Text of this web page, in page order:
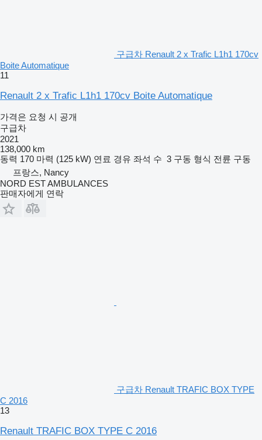
구급차 Renault 2 x Trafic L1h1 170cv
Boite Automatique
11
Renault 2 x Trafic L1h1 170cv Boite Automatique
가격은 요청 시 공개
구급차
2021
138,000 km
동력 170 마력 (125 kW) 연료 경유 좌석 수 3 구동 형식 전륜 구동
프랑스, Nancy
NORD EST AMBULANCES
판매자에게 연락
구급차 Renault TRAFIC BOX TYPE
C 2016
13
Renault TRAFIC BOX TYPE C 2016